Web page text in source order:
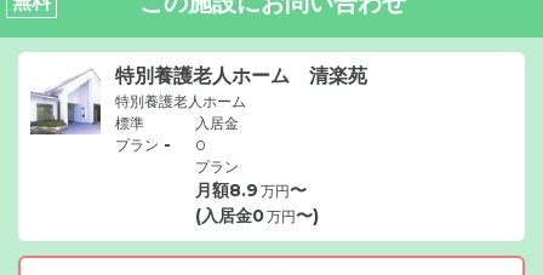
特別養護老人ホーム 清楽苑
特別養護老人ホーム
標準
プラン -
入居金
0
プラン
月額8.9 万円〜
(入居金0万円〜)